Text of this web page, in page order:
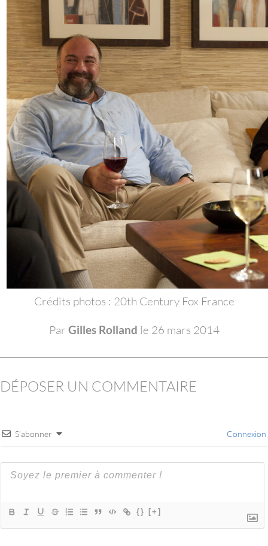
Crédits photos : 20th Century Fox France
Par Gilles Rolland le 26 mars 2014
DÉPOSER UN COMMENTAIRE
S’abonner Connexion
{} [+]